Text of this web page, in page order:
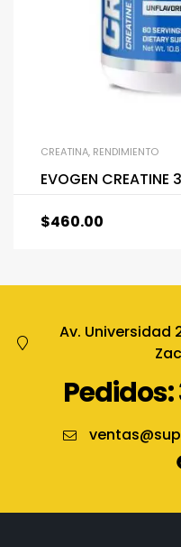
CREATINA, RENDIMIENTO
EVOGEN CREATINE
$460.00
Av. Universidad
Pedidos: